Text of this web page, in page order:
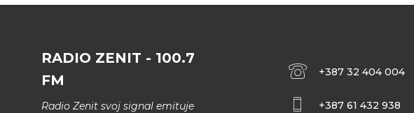
RADIO ZENIT - 100.7
FM
Radio Zenit svoj signal emituje
+387 32 404 004
+387 61 432 938